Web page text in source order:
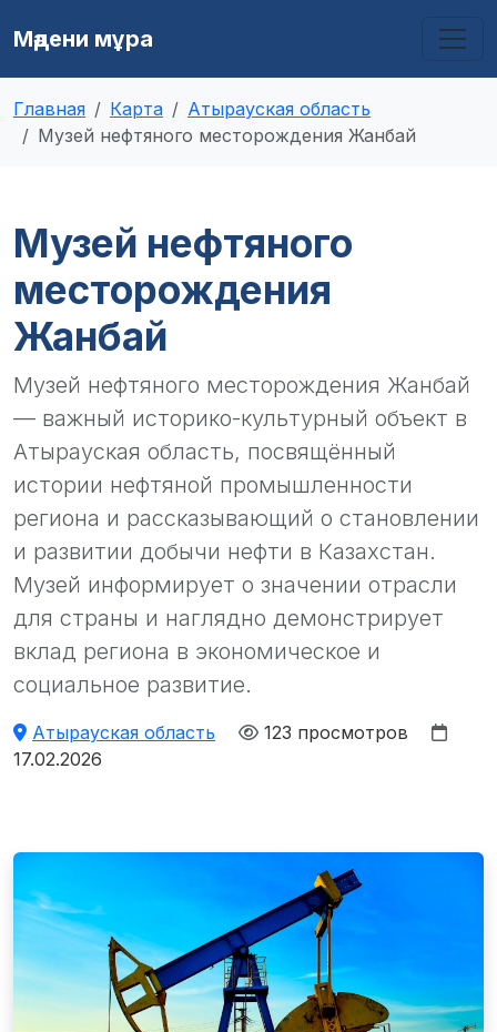
Мәдени мұра
Главная Карта
Атырауская область
Музей нефтяного месторождения Жанбай
Музей нефтяного
месторождения
Жанбай
Музей нефтяного месторождения Жанбай
— важный историко-культурный объект в
Атырауская область, посвящённый
истории нефтяной промышленности
региона и рассказывающий о становлении
и развитии добычи нефти в Казахстан.
Музей информирует о значении отрасли
для страны и наглядно демонстрирует
вклад региона в экономическое и
социальное развитие.
Атырауская область
123 просмотров
17.02.2026